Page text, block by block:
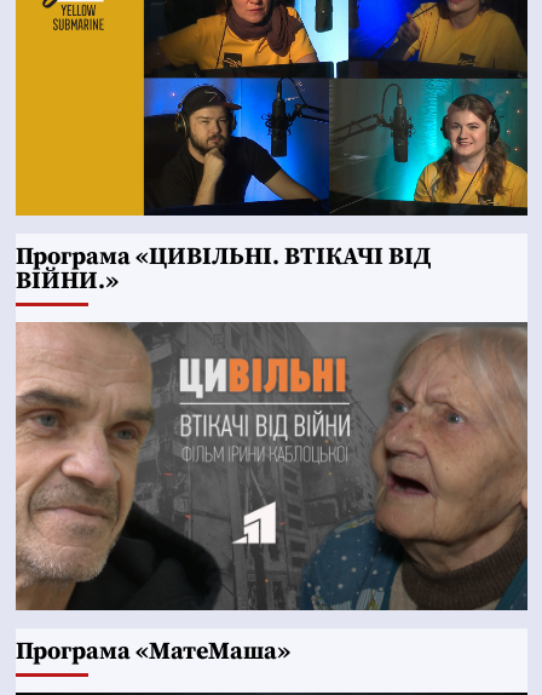
Програма «ЦИВІЛЬНІ. ВТІКАЧІ ВІД
ВІЙНИ.»
Програма «МатеМаша»